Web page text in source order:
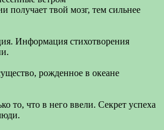
твой мозг, тем сильнее
Информация стихотворения
рожденное в океане
то, что в него ввели. Секрет успеха